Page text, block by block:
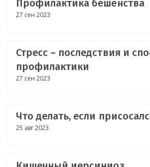
Профилактика бешенства
27 сен 2023
Стресс – последствия и
профилактики
27 сен 2023
Что делать, если
25 авг 2023